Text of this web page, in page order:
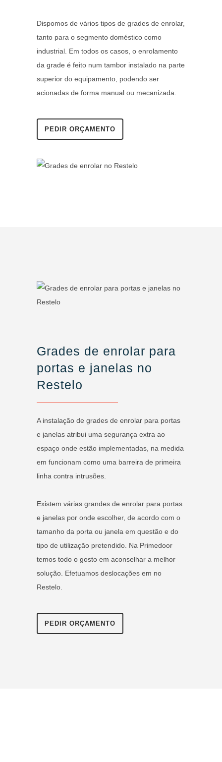
Dispomos de vários tipos de grades de enrolar,
tanto para o segmento doméstico como
industrial. Em todos os casos, o enrolamento
da grade é feito num tambor instalado na parte
superior do equipamento, podendo ser
acionadas de forma manual ou mecanizada.
PEDIR ORÇAMENTO
Grades de enrolar para
portas e janelas no
Restelo
A instalação de grades de enrolar para portas
e janelas atribui uma segurança extra ao
espaço onde estão implementadas, na medida
em funcionam como uma barreira de primeira
linha contra intrusões.
Existem várias grandes de enrolar para portas
e janelas por onde escolher, de acordo com o
tamanho da porta ou janela em questão e do
tipo de utilização pretendido. Na Primedoor
temos todo o gosto em aconselhar a melhor
solução. Efetuamos deslocações em no
Restelo.
PEDIR ORÇAMENTO